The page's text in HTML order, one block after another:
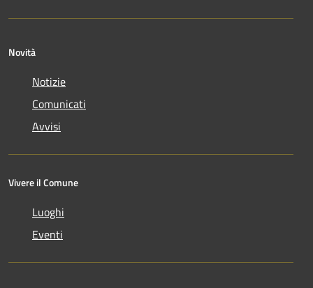
Novità
Notizie
Comunicati
Avvisi
Vivere il Comune
Luoghi
Eventi